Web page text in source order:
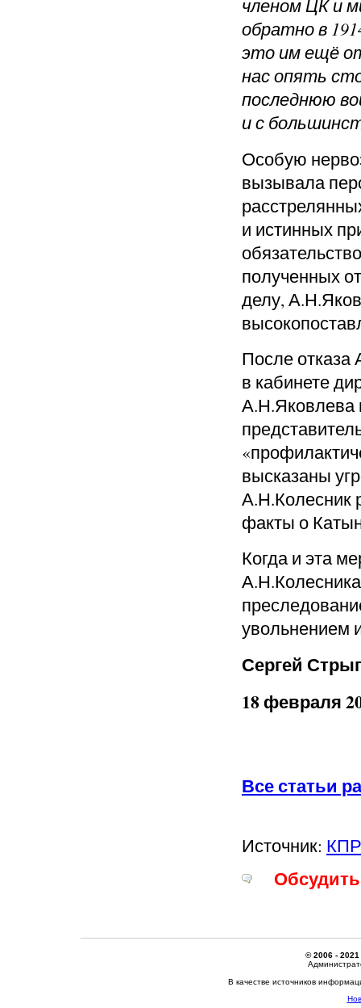
членом ЦК и
обратно в
это им ещё
нас опять
последнюю
и с
Особую
вызывала
и истинных
полученных
делу,
После отказа
в кабинете
А.Н.Яковлева
высказаны
А.Н.Колесник
факты о
Когда и эта
увольнением
Сергей
18 февраля
Все статьи
Источник:
© 2006 - 2021
В качестве источников